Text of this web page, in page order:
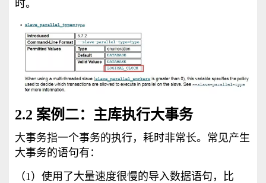
时。
2.2 案例二：主库执行大事务
大事务指一个事务的执行，耗时非常长。常见产生
大事务的语句有：
（1）使用了大量速度很慢的导入数据语句，比